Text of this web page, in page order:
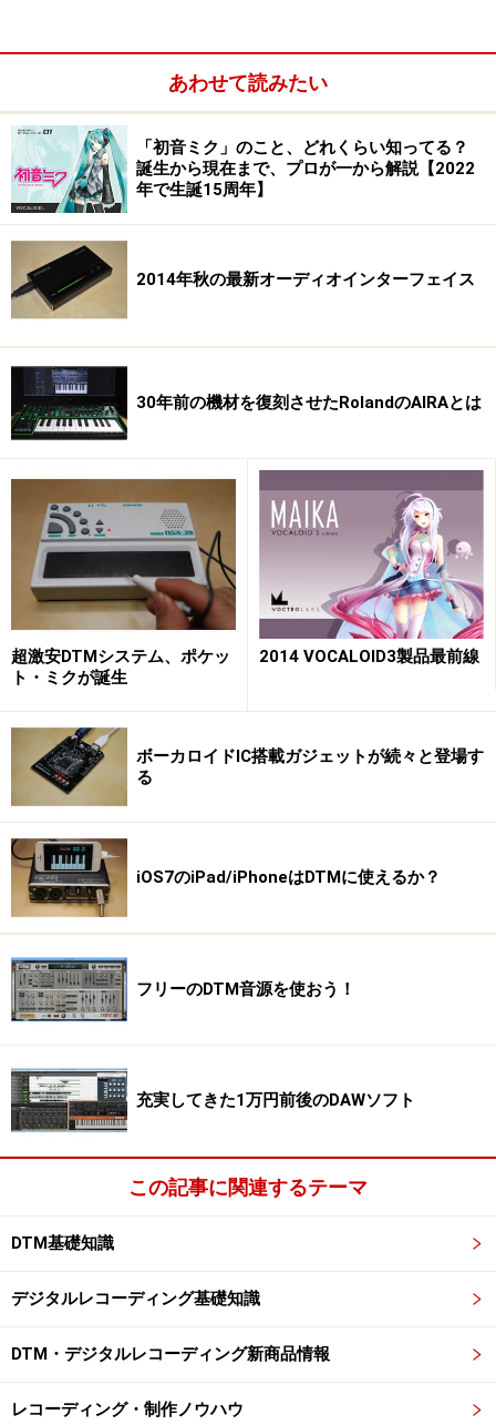
方、ついに初音ミクはCDデビューをも果たしてしまいま
した。これについてはテクノポップの四方さんの記事
「初音ミクとコラボ！～Saori@destiny
」が詳しいのでそちらをご覧になるといいと思います。
初音ミクが話題 of the Year 2007に
話題 of the Year 2007受賞後のスピーチをするクリプトン・
フューチャー・メディアの熊谷友介さん
そんな中、先日開催開催された「All About 話題 of the
味・エンタメ部門」にノミネートされました。約2週間
の一般からの投票などを受け付けた上で審査した結果、
てしまいました。
何の気なしに推薦した私本人が驚いてしまいましたが、
その授賞式＝先行発表会が12月20日、東京・六本木のグ
ランドハイアット東京で開催されました。
私を含めた推薦ガイドと受賞者がいっしょに記念撮影
お会いし、いろいろとお話させていただきました。そ
う、この会社、北海道の札幌にあるので、わざわざ東京
も嬉しいこと、ありがたいことなので、飛行機でやって
あわせて読みたい
「初音ミク」のこと、どれくらい知ってる？
誕生から現在まで、プロが一から解説【2022
年で生誕15周年】
2014年秋の最新オーディオインターフェイス
30年前の機材を復刻させたRolandのAIRAとは
超激安DTMシステム、ポケッ
ト・ミクが誕生
2014 VOCALOID3製品最前線
ボーカロイドIC搭載ガジェットが続々と登場す
る
iOS7のiPad/iPhoneはDTMに使えるか？
フリーのDTM音源を使おう！
充実してきた1万円前後のDAWソフト
この記事に関連するテーマ
DTM基礎知識
デジタルレコーディング基礎知識
DTM・デジタルレコーディング新商品情報
レコーディング・制作ノウハウ